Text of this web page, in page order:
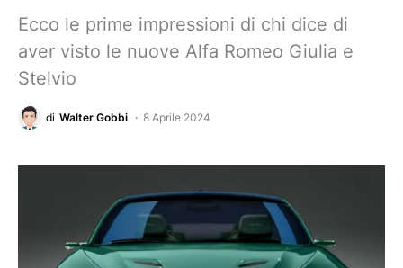
Ecco le prime impressioni di chi dice di
aver visto le nuove Alfa Romeo Giulia e
Stelvio
di Walter Gobbi 8 Aprile 2024